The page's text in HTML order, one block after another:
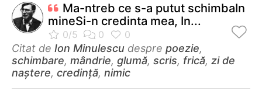
Ma-ntreb ce s-a putut schimbaIn
mineSi-n credinta mea, In...
Citat de Ion Minulescu despre poezie,
schimbare, mândrie, glumă, scris, frică, zi de
naștere, credință, nimic